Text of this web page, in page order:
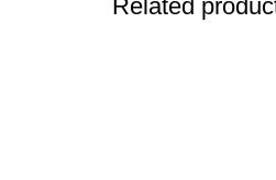
Related